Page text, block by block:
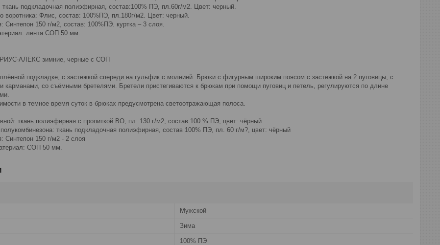
подкладочная полиэфирная, состав:100% ПЭ, пл.60г/м2. Цвет: черный.
воротника: Флис, состав: 100%ПЭ, пл.180г/м2. Цвет: черный.
Синтепон 150 г/м2, состав: 100%ПЭ. куртка – 3 слоя.
лента СОП 50 мм.
АЛЕКС зимние, черные с СОП
подкладке, с застежкой спереди на гульфик с молнией. Брюки с фигурным широким поясом с застежкой на 2 пуговицы, с
карманами, со съёмными бретелями. Бретели пристегиваются к брюкам при помощи пуговиц и петель, регулируются по длине
в темное время суток в брюках предусмотрена светоотражающая полоса.
ткань полиэфирная с пропиткой ВО, пл. 130 г/м2, состав 100 % ПЭ, цвет: чёрный
ткань подкладочная полиэфирная, состав 100% ПЭ, пл. 60 г/м?, цвет: чёрный
Синтепон 150 г/м2 - 2 слоя
СОП 50 мм.
Мужской
Зима
100% ПЭ